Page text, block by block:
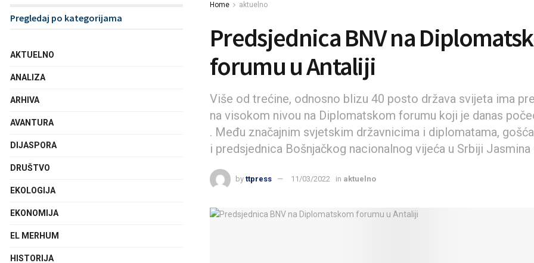
Home aktuelno
Predsjednica BNV na
forumu u Antaliji
Više od trećine, odnosno blizu 40 posto država svijeta ima
na visokom nivou na Diplomatskom forumu koji je danas
. Među značajnim svjetskim državnicima i diplomatama,
i predsjednica Bošnjačkog nacionalnog vijeća u Srbiji Jasmina
by ttpress 11/03/2022 in aktuelno
Pregledaj po kategorijama
AKTUELNO
ANALIZA
ARHIVA
AVANTURA
DIJASPORA
DRUŠTVO
EKOLOGIJA
EKONOMIJA
EL MERHUM
HISTORIJA